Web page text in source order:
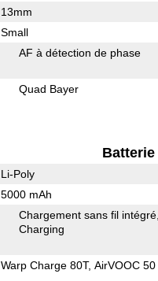
13mm
Small
AF à détection de phase
Quad Bayer
Batterie
Li-Poly
5000 mAh
Chargement sans fil intégré
Charging
Warp Charge 80T, AirVOOC 50